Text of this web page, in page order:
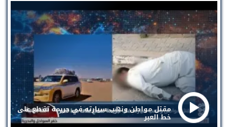
مقتل مواطن ونهب سيارته في جريمة تقطع على
خط العبر